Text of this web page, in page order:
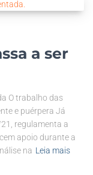
a ser
O trabalho das
e puérpera Já
regulamenta a
apoio durante a
na Leia mais